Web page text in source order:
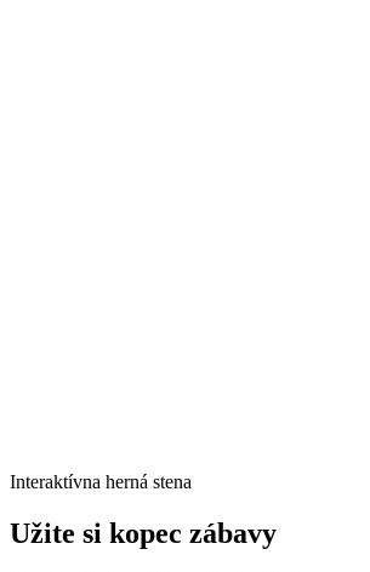
Interaktívna herná stena
Užite si kopec zábavy